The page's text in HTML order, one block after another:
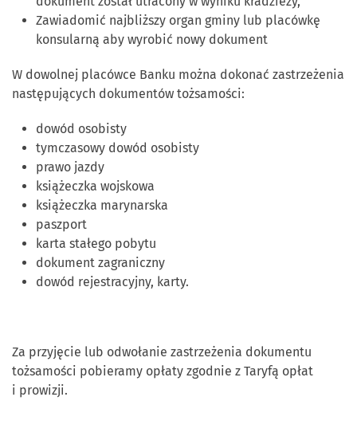
Zawiadomić najbliższy organ gminy lub placówkę
konsularną aby wyrobić nowy dokument
W dowolnej placówce Banku można dokonać zastrzeżenia
następujących dokumentów tożsamości:
dowód osobisty
tymczasowy dowód osobisty
prawo jazdy
książeczka wojskowa
książeczka marynarska
paszport
karta stałego pobytu
dokument zagraniczny
dowód rejestracyjny, karty.
Za przyjęcie lub odwołanie zastrzeżenia dokumentu
tożsamości pobieramy opłaty zgodnie z Taryfą opłat
i prowizji.